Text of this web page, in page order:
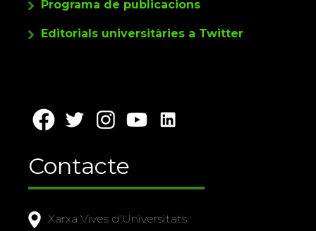
Programa de publicacions
Editorials universitàries a Twitter
Contacte
Xarxa Vives d'Universitats